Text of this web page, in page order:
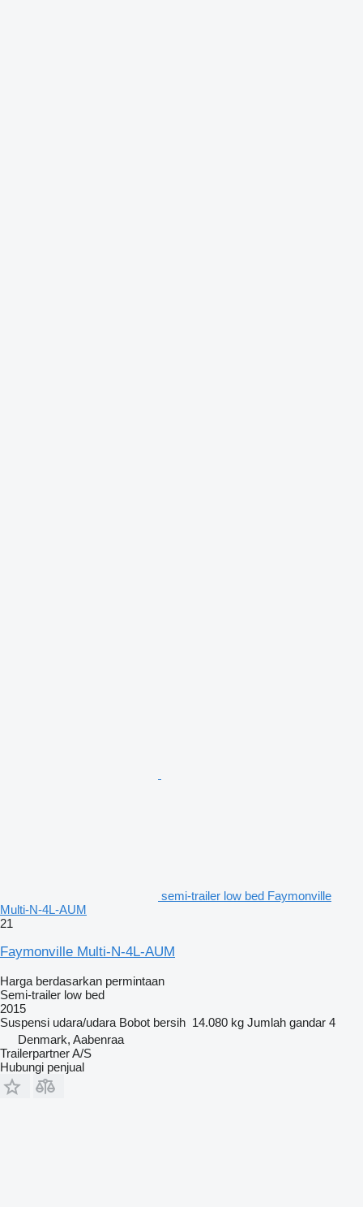
semi-trailer low bed Faymonville
Multi-N-4L-AUM
21
Faymonville Multi-N-4L-AUM
Harga berdasarkan permintaan
Semi-trailer low bed
2015
Suspensi udara/udara Bobot bersih 14.080 kg Jumlah gandar 4
Denmark, Aabenraa
Trailerpartner A/S
Hubungi penjual